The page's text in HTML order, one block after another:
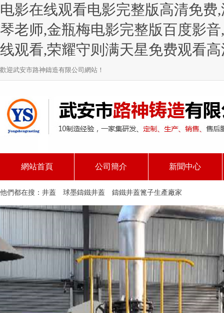
电影在线观看电影完整版高清免
琴老师,金瓶梅电影完整版百度影
线观看,荣耀守则满天星免费观看
歡迎武安市路神鑄造有限公司網站！
網站首頁 公司簡介 新聞中心
他們都在搜： 井蓋 球墨鑄鐵井蓋 鑄鐵井蓋篦子生產廠家